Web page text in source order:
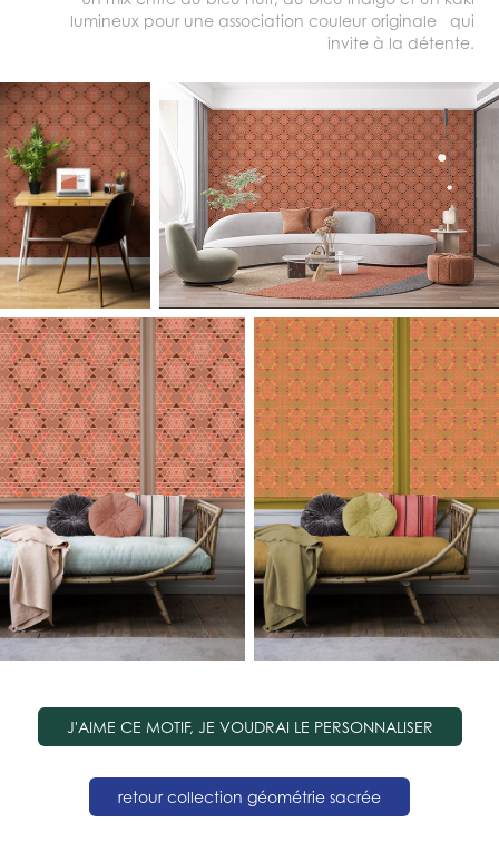
lumineux pour une association couleur originale qui
invite à la détente.
J'AIME CE MOTIF, JE VOUDRAI LE PERSONNALISER
retour collection géométrie sacrée